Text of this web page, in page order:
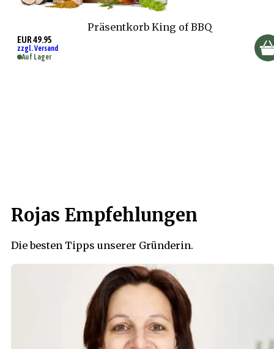
Präsentkorb King of BBQ
EUR 49.95
zzgl. Versand
Auf Lager
Rojas Empfehlungen
Die besten Tipps unserer Gründerin.